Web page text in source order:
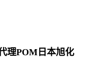
理POM日本旭化